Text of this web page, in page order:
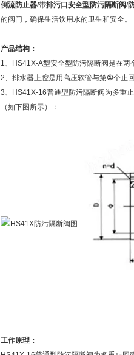
倒流防止器/带排污口安全型防污隔断阀/
的阀门，确保生活饮用水的卫生和安全。
产品结构：
1、HS41X-A型安全型防污隔断阀是在两
2、排水器上腔是用高压软管与第①个止
3、HS41X-16普通型防污隔断阀为多重止
（如下图所示）：
工作原理：